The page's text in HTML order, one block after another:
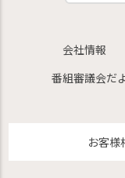
会社情報
番組審議会だ
お客様